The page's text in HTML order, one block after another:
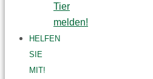
Tier
melden!
HELFEN
SIE
MIT!